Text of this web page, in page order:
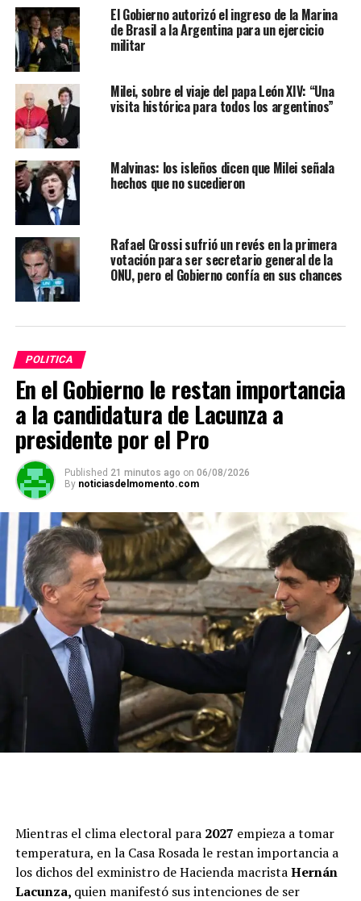
El Gobierno autorizó el ingreso de la Marina
de Brasil a la Argentina para un ejercicio
militar
Milei, sobre el viaje del papa León XIV: “Una
visita histórica para todos los argentinos”
Malvinas: los isleños dicen que Milei señala
hechos que no sucedieron
Rafael Grossi sufrió un revés en la primera
votación para ser secretario general de la
ONU, pero el Gobierno confía en sus chances
POLITICA
En el Gobierno le restan importancia
a la candidatura de Lacunza a
presidente por el Pro
Published 21 minutos ago on 06/08/2026
By noticiasdelmomento.com
Mientras el clima electoral para 2027 empieza a tomar
temperatura, en la Casa Rosada le restan importancia a
los dichos del exministro de Hacienda macristaHernán
Lacunza, quien manifestó sus intenciones de ser